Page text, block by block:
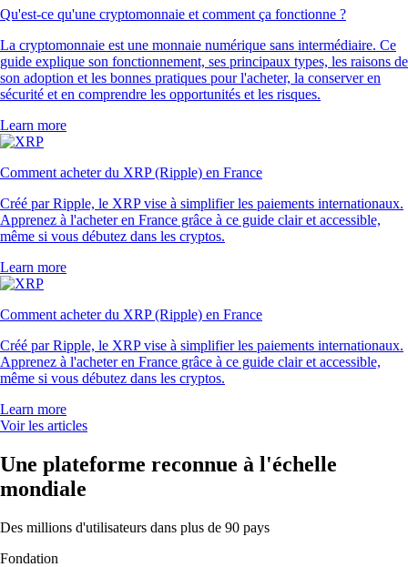
Qu'est-ce qu'une cryptomonnaie et comment ça fonctionne ?
La cryptomonnaie est une monnaie numérique sans intermédiaire. Ce
guide explique son fonctionnement, ses principaux types, les raisons de
son adoption et les bonnes pratiques pour l'acheter, la conserver en
sécurité et en comprendre les opportunités et les risques.
Learn more
Comment acheter du XRP (Ripple) en France
Créé par Ripple, le XRP vise à simplifier les paiements internationaux.
Apprenez à l'acheter en France grâce à ce guide clair et accessible,
même si vous débutez dans les cryptos.
Learn more
Comment acheter du XRP (Ripple) en France
Créé par Ripple, le XRP vise à simplifier les paiements internationaux.
Apprenez à l'acheter en France grâce à ce guide clair et accessible,
même si vous débutez dans les cryptos.
Learn more
Voir les articles
Une plateforme reconnue à l'échelle
mondiale
Des millions d'utilisateurs dans plus de 90 pays
Fondation